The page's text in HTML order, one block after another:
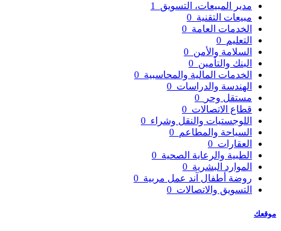
مدير المبيعات، التسويق
مبيعات التقنية
الخدمات العامة
التعليم
السلامة والأمن
البنك والتأمين
الخدمات المالية والمحاسبية
الهندسة والدراسات
مستقل وحر
قطاع الاتصالات
اللوجستيات والنقل وشراء
السياحة والمطاعم
العقارات
الطبية والرعاية الصحية
الموارد البشرية
روضة أطفال آند عمل مربية
التسويق والاتصالات
موقعك